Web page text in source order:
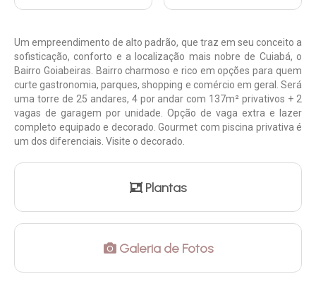
Um empreendimento de alto padrão, que traz em seu conceito a
sofisticação, conforto e a localização mais nobre de Cuiabá, o
Bairro Goiabeiras. Bairro charmoso e rico em opções para quem
curte gastronomia, parques, shopping e comércio em geral. Será
uma torre de 25 andares, 4 por andar com 137m² privativos + 2
vagas de garagem por unidade. Opção de vaga extra e lazer
completo equipado e decorado. Gourmet com piscina privativa é
um dos diferenciais. Visite o decorado.
Plantas
Galeria de Fotos